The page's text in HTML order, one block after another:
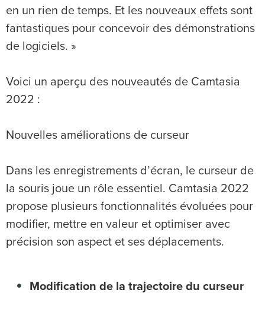
en un rien de temps. Et les nouveaux effets sont
fantastiques pour concevoir des démonstrations
de logiciels. »
Voici un aperçu des nouveautés de Camtasia
2022 :
Nouvelles améliorations de curseur
Dans les enregistrements d’écran, le curseur de
la souris joue un rôle essentiel. Camtasia 2022
propose plusieurs fonctionnalités évoluées pour
modifier, mettre en valeur et optimiser avec
précision son aspect et ses déplacements.
Modification de la trajectoire du curseur